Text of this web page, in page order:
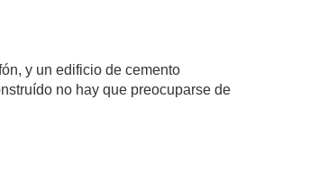
y un edificio de cemento
no hay que preocuparse de